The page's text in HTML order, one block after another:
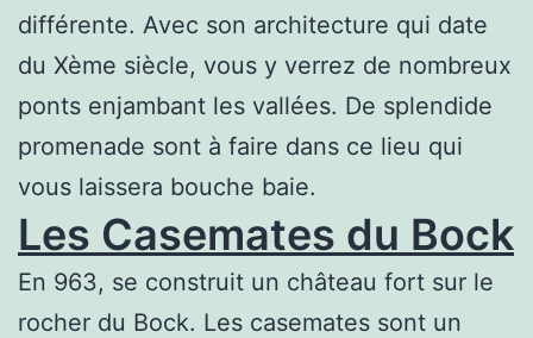
différente. Avec son architecture qui date
du Xème siècle, vous y verrez de nombreux
ponts enjambant les vallées. De splendide
promenade sont à faire dans ce lieu qui
vous laissera bouche baie.
Les Casemates du Bock
En 963, se construit un château fort sur le
rocher du Bock. Les casemates sont un